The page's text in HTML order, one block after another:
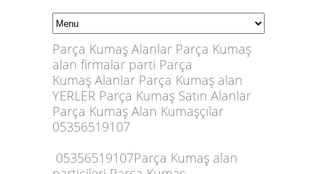
Parça Kumaş Alanlar Parça Kumaş
alan firmalar parti Parça
Kumaş Alanlar Parça Kumaş alan
YERLER Parça Kumaş Satın Alanlar
Parça Kumaş Alan Kumaşçılar
05356519107
05356519107Parça Kumaş alan